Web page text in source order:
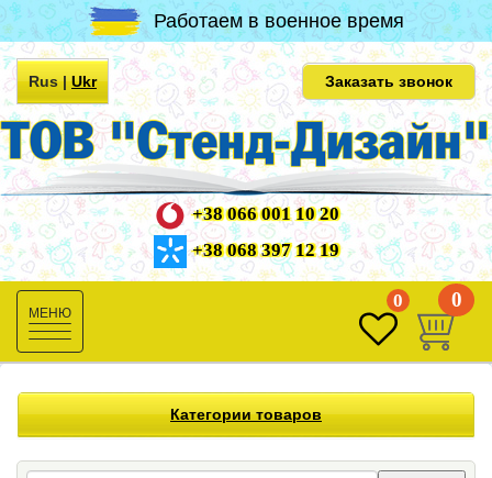
Работаем в военное время
Rus|Ukr Заказать звонок
+38 066 001 10 20
+38 068 397 12 19
Toggle
navigation
0 0
Категории товаров